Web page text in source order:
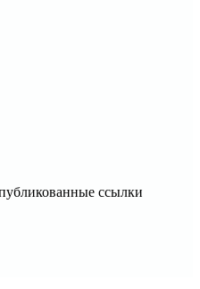
ссылки